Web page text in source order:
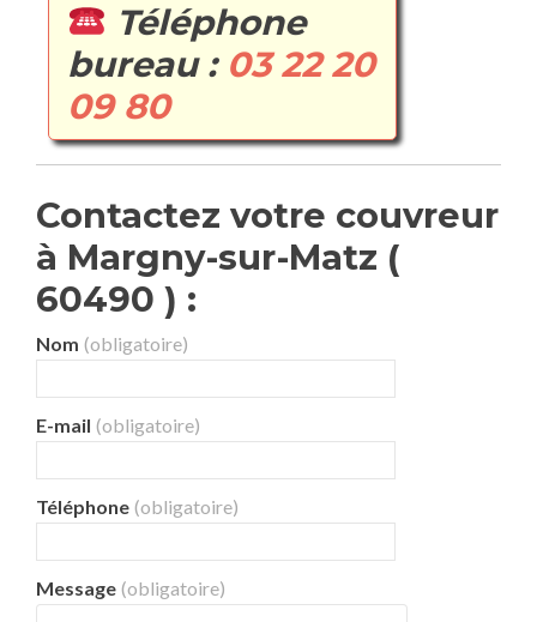
Téléphone
bureau : 03 22 20
09 80
Contactez votre couvreur
à Margny-sur-Matz (
60490 ) :
Nom (obligatoire)
E-mail (obligatoire)
Téléphone (obligatoire)
Message (obligatoire)